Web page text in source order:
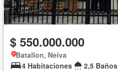
$ 550.000.000
Batallon, Neiva
4 Habitaciones
2,5 Baños